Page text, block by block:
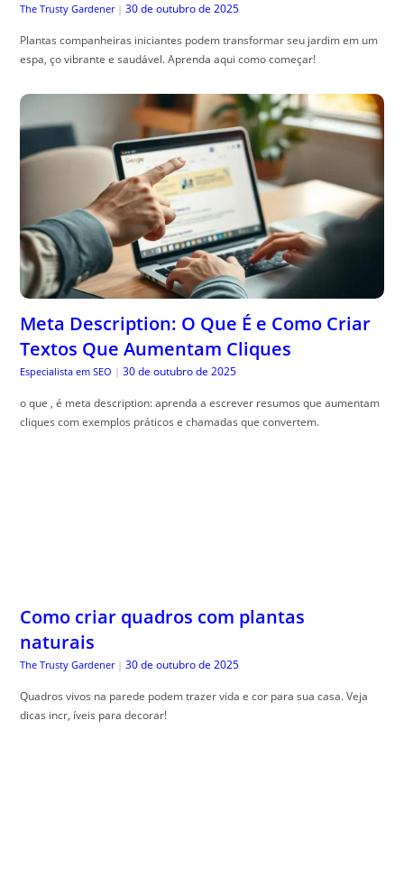
The Trusty Gardener | 30 de outubro de 2025
Plantas companheiras iniciantes podem transformar seu jardim em um
espa, ço vibrante e saudável. Aprenda aqui como começar!
Meta Description: O Que É e Como Criar
Textos Que Aumentam Cliques
Especialista em SEO | 30 de outubro de 2025
o que , é meta description: aprenda a escrever resumos que aumentam
cliques com exemplos práticos e chamadas que convertem.
Como criar quadros com plantas
naturais
The Trusty Gardener | 30 de outubro de 2025
Quadros vivos na parede podem trazer vida e cor para sua casa. Veja
dicas incr, íveis para decorar!